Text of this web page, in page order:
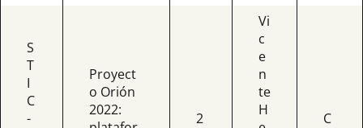
S
T
I
C
-
Proyect
o Orión
2022:
2
Vi
c
e
n
te
H
C